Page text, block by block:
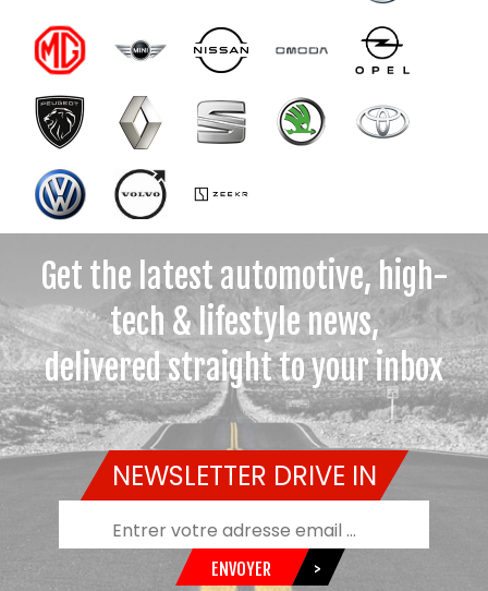
Get the latest automotive, high-
tech & lifestyle news,
delivered straight to your inbox
NEWSLETTER DRIVE IN
ENVOYER >